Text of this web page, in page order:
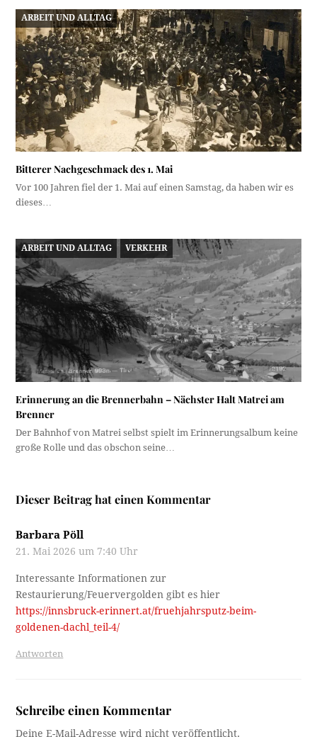
ARBEIT UND ALLTAG
Bitterer Nachgeschmack des 1. Mai
Vor 100 Jahren fiel der 1. Mai auf einen Samstag, da haben wir es
dieses…
ARBEIT UND ALLTAG VERKEHR
Erinnerung an die Brennerbahn – Nächster Halt Matrei am
Brenner
Der Bahnhof von Matrei selbst spielt im Erinnerungsalbum keine
große Rolle und das obschon seine…
Dieser Beitrag hat einen Kommentar
Barbara Pöll
21. Mai 2026 um 7:40 Uhr
Interessante Informationen zur
Restaurierung/Feuervergolden gibt es hier
https://innsbruck-erinnert.at/fruehjahrsputz-beim-
goldenen-dachl_teil-4/
Antworten
Schreibe einen Kommentar
Deine E-Mail-Adresse wird nicht veröffentlicht.